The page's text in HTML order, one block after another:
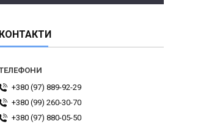
КОНТАКТИ
+380 (97) 889-92-29
+380 (99) 260-30-70
+380 (97) 880-05-50